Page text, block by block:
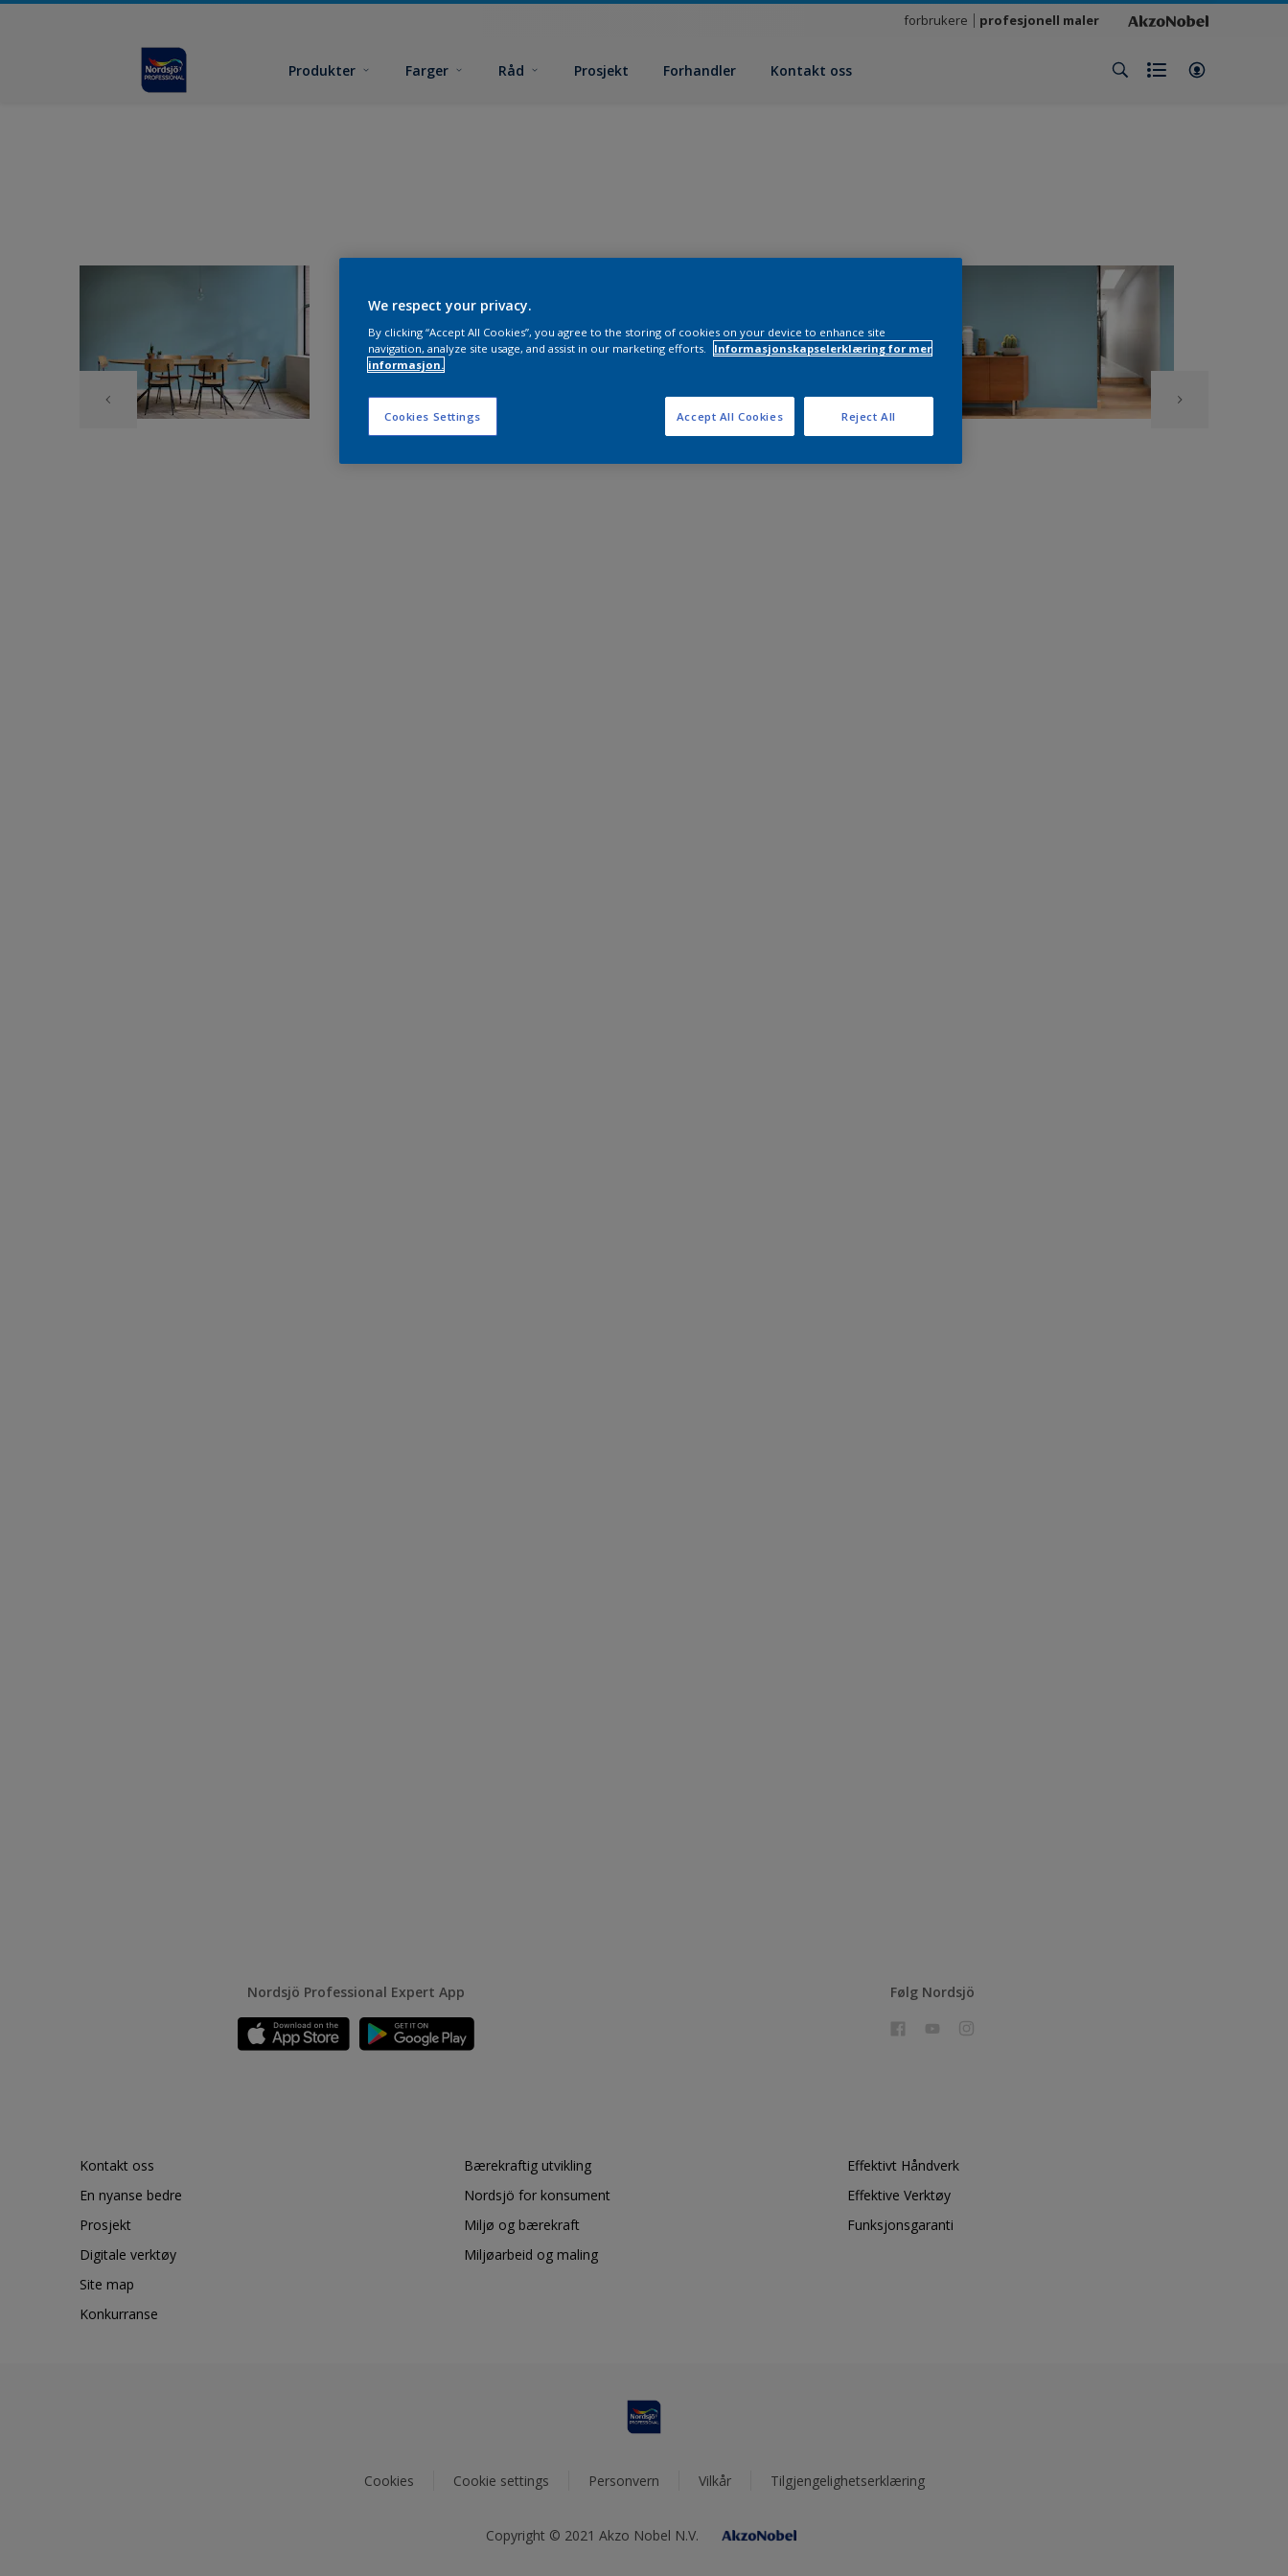
forbrukere profesjonell maler
Produkter Farger Råd Prosjekt Forhandler Kontakt oss
Nordsjö Professional Expert App Følg Nordsjö
Kontakt oss
En nyanse bedre
Prosjekt
Digitale verktøy
Site map
Konkurranse
Bærekraftig utvikling
Nordsjö for konsument
Miljø og bærekraft
Miljøarbeid og maling
Effektivt Håndverk
Effektive Verktøy
Funksjonsgaranti
Cookies Cookie settings Personvern Vilkår Tilgjengelighetserklæring
Copyright © 2021 Akzo Nobel N.V.
We respect your privacy.
By clicking “Accept All Cookies”, you agree to the storing of cookies on your device to enhance site
navigation, analyze site usage, and assist in our marketing efforts.
Informasjonskapselerklæring for mer
informasjon.
Cookies Settings Reject All
Accept All Cookies